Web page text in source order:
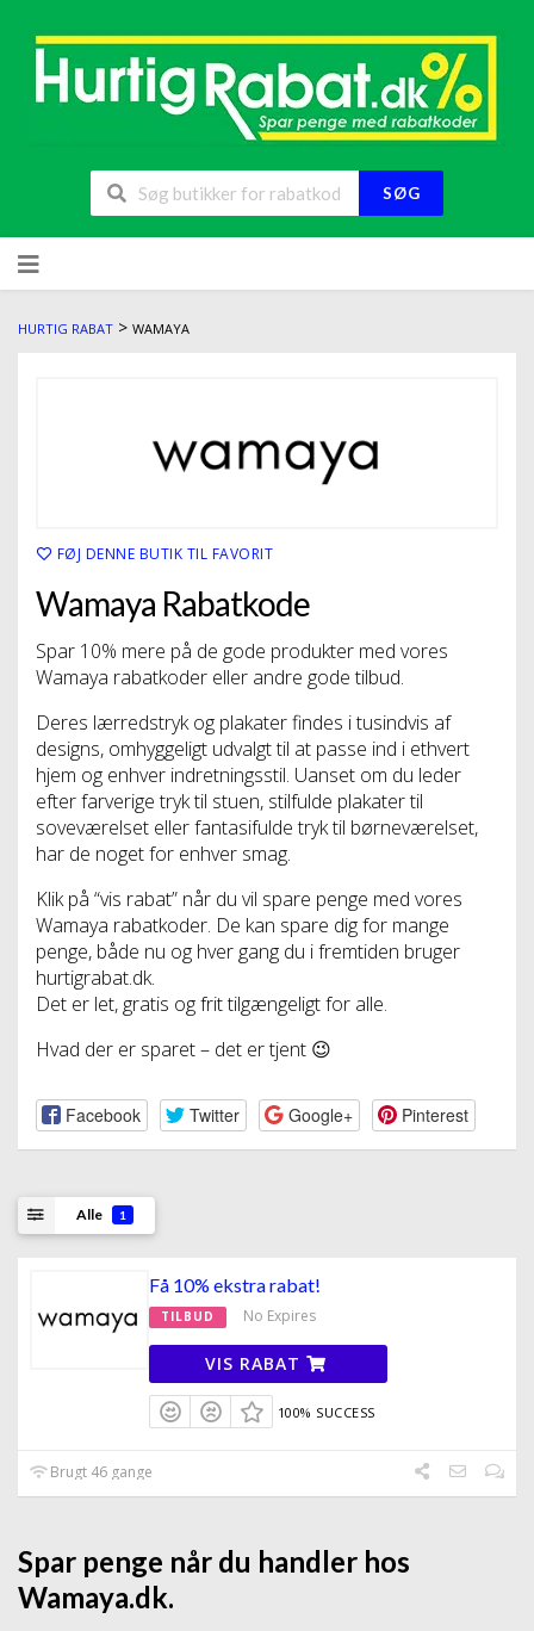
SØG
HURTIG RABAT > WAMAYA
FØJ DENNE BUTIK TIL FAVORIT
Wamaya Rabatkode
Spar 10% mere på de gode produkter med vores
Wamaya rabatkoder eller andre gode tilbud.
Deres lærredstryk og plakater findes i tusindvis af
designs, omhyggeligt udvalgt til at passe ind i ethvert
hjem og enhver indretningsstil. Uanset om du leder
efter farverige tryk til stuen, stilfulde plakater til
soveværelset eller fantasifulde tryk til børneværelset,
har de noget for enhver smag.
Klik på “vis rabat” når du vil spare penge med vores
Wamaya rabatkoder. De kan spare dig for mange
penge, både nu og hver gang du i fremtiden bruger
hurtigrabat.dk.
Det er let, gratis og frit tilgængeligt for alle.
Hvad der er sparet – det er tjent 😉
Facebook Twitter Google+ Pinterest
Alle 1
Få 10% ekstra rabat!
TILBUD No Expires
VIS RABAT
100% SUCCESS
Brugt 46 gange
Spar penge når du handler hos
Wamaya.dk.